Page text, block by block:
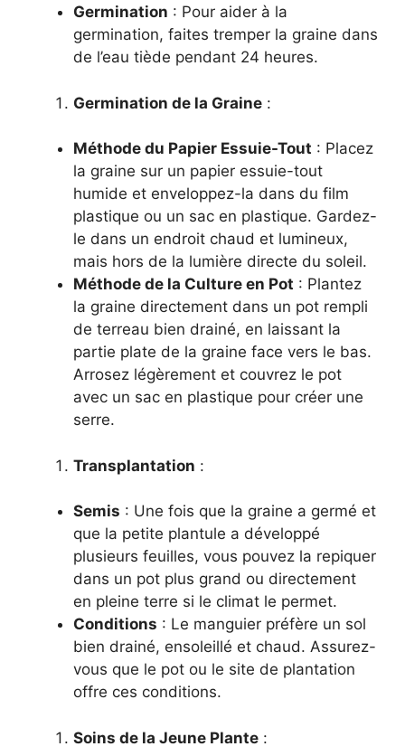
Germination : Pour aider à la
germination, faites tremper la graine dans
de l’eau tiède pendant 24 heures.
Germination de la Graine :
Méthode du Papier Essuie-Tout : Placez
la graine sur un papier essuie-tout
humide et enveloppez-la dans du film
plastique ou un sac en plastique. Gardez-
le dans un endroit chaud et lumineux,
mais hors de la lumière directe du soleil.
Méthode de la Culture en Pot : Plantez
la graine directement dans un pot rempli
de terreau bien drainé, en laissant la
partie plate de la graine face vers le bas.
Arrosez légèrement et couvrez le pot
avec un sac en plastique pour créer une
serre.
Transplantation :
Semis : Une fois que la graine a germé et
que la petite plantule a développé
plusieurs feuilles, vous pouvez la repiquer
dans un pot plus grand ou directement
en pleine terre si le climat le permet.
Conditions : Le manguier préfère un sol
bien drainé, ensoleillé et chaud. Assurez-
vous que le pot ou le site de plantation
offre ces conditions.
Soins de la Jeune Plante :